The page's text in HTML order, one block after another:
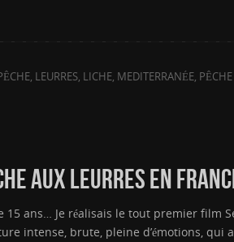
, LEURRES, LICHE, MEDITERRANÉE,
AUX LEURRES EN
ans… Je réalisais le tout premier film
intense, brute, pleine d’émotions, qui